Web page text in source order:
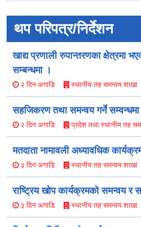
थप परिपत्र/निर्देशन
खाद्य प्रणाली रुपान्तरणका क्षेत्रमा
सम्बन्धमा ।
२ दिन अगाडि स्थानीय तह समन्वय शाखा
सहजिकरण तथा समन्वय गर्ने
२ दिन अगाडि प्रदेश तथा स्थानीय तह
मतदाता नामावली अध्यावधिक
३ दिन अगाडि स्थानीय तह समन्वय शाखा
राष्ट्रिय खोप कार्यक्रमको समन्वय र
३ दिन अगाडि स्थानीय तह समन्वय शाखा